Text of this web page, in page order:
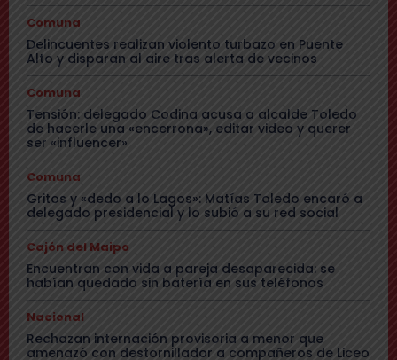
Comuna
Delincuentes realizan violento turbazo en Puente
Alto y disparan al aire tras alerta de vecinos
Comuna
Tensión: delegado Codina acusa a alcalde Toledo
de hacerle una «encerrona», editar video y querer
ser «influencer»
Comuna
Gritos y «dedo a lo Lagos»: Matías Toledo encaró a
delegado presidencial y lo subió a su red social
Cajón del Maipo
Encuentran con vida a pareja desaparecida: se
habían quedado sin batería en sus teléfonos
Nacional
Rechazan internación provisoria a menor que
amenazó con destornillador a compañeros de Liceo